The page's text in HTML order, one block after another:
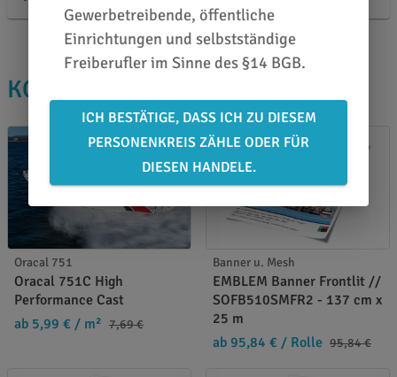
KOLLEGEN KAUFTEN AUCH
Oracal 751
Oracal 751C High
Performance Cast
ab 5,99 € / m² 7,69 €
Banner u. Mesh
EMBLEM Banner Frontlit //
SOFB510SMFR2 - 137 cm x
25 m
ab 95,84 € / Rolle 95,84 €
Gewerbetreibende, öffentliche
Einrichtungen und selbstständige
Freiberufler im Sinne des §14 BGB.
ICH BESTÄTIGE, DASS ICH ZU DIESEM
PERSONENKREIS ZÄHLE ODER FÜR
DIESEN HANDELE.